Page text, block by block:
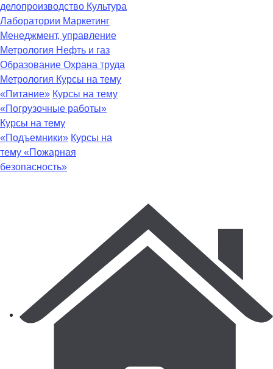
делопроизводство Культура
Лаборатории Маркетинг
Менеджмент, управление
Метрология Нефть и газ
Образование Охрана труда
Метрология Курсы на тему
«Питание» Курсы на тему
«Погрузочные работы»
Курсы на тему
«Подъемники» Курсы на
тему «Пожарная
безопасность»